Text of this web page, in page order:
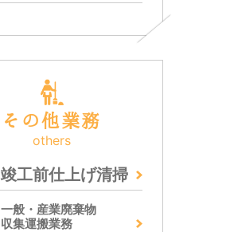
その他業務
others
竣工前仕上げ清掃
一般・産業廃棄物
収集運搬業務